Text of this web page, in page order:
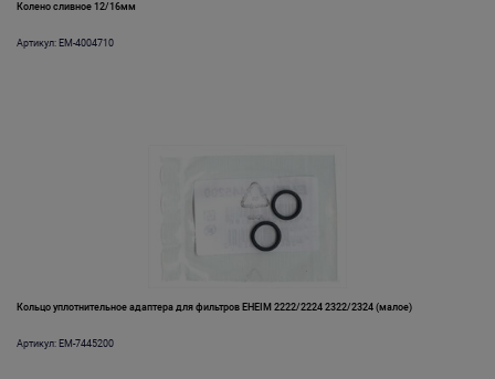
Колено сливное 12/16мм
Артикул: EM-4004710
Кольцо уплотнительное адаптера для фильтров EHEIM 2222/2224 2322/2324 (малое)
Артикул: EM-7445200